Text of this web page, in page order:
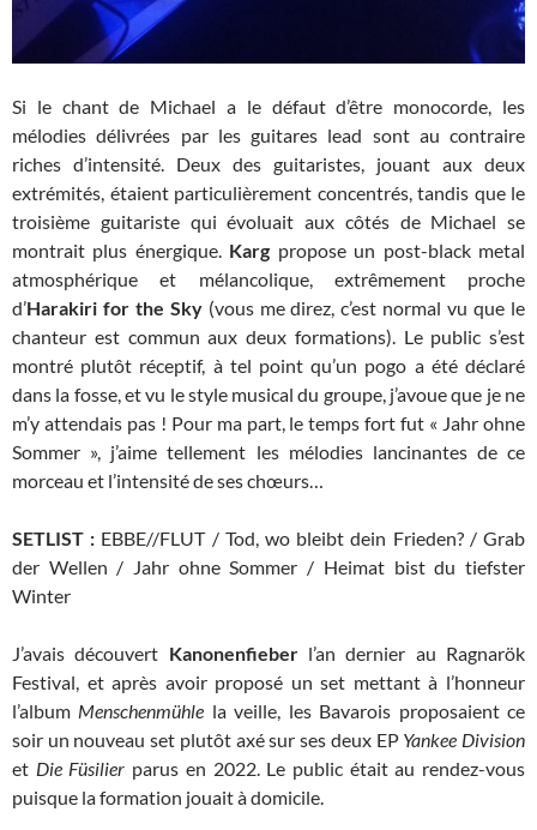
Si le chant de Michael a le défaut d’être monocorde, les
mélodies délivrées par les guitares lead sont au contraire
riches d’intensité. Deux des guitaristes, jouant aux deux
extrémités, étaient particulièrement concentrés, tandis que le
troisième guitariste qui évoluait aux côtés de Michael se
montrait plus énergique. Karg propose un post-black metal
atmosphérique et mélancolique, extrêmement proche
d’Harakiri for the Sky(vous me direz, c’est normal vu que le
chanteur est commun aux deux formations). Le public s’est
montré plutôt réceptif, à tel point qu’un pogo a été déclaré
dans la fosse, et vu le style musical du groupe, j’avoue que je ne
m’y attendais pas ! Pour ma part, le temps fort fut « Jahr ohne
Sommer », j’aime tellement les mélodies lancinantes de ce
morceau et l’intensité de ses chœurs…
SETLIST : EBBE//FLUT / Tod, wo bleibt dein Frieden? / Grab
der Wellen / Jahr ohne Sommer / Heimat bist du tiefster
Winter
J’avais découvert Kanonenfieberl’an dernier au Ragnarök
Festival, et après avoir proposé un set mettant à l’honneur
l’album Menschenmühle la veille, les Bavarois proposaient ce
soir un nouveau set plutôt axé sur ses deux EP Yankee Division
et Die Füsilier parus en 2022. Le public était au rendez-vous
puisque la formation jouait à domicile.